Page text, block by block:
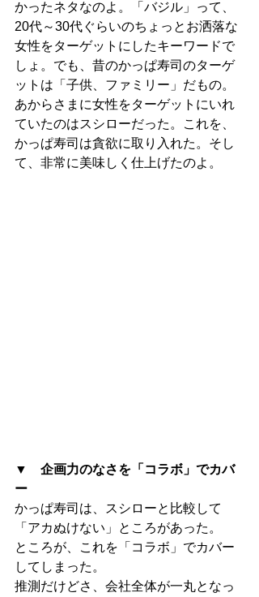
かったネタなのよ。「バジル」って、
20代～30代ぐらいのちょっとお洒落な
女性をターゲットにしたキーワードで
しょ。でも、昔のかっぱ寿司のターゲ
ットは「子供、ファミリー」だもの。
あからさまに女性をターゲットにいれ
ていたのはスシローだった。これを、
かっぱ寿司は貪欲に取り入れた。そし
て、非常に美味しく仕上げたのよ。
▼　企画力のなさを「コラボ」でカバ
ー
かっぱ寿司は、スシローと比較して
「アカぬけない」ところがあった。
ところが、これを「コラボ」でカバー
してしまった。
推測だけどさ、会社全体が一丸となっ